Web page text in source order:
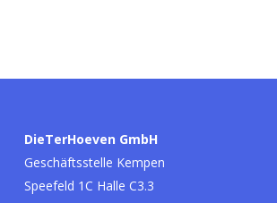
DieTerHoeven GmbH
Geschäftsstelle Kempen
Speefeld 1C Halle C3.3